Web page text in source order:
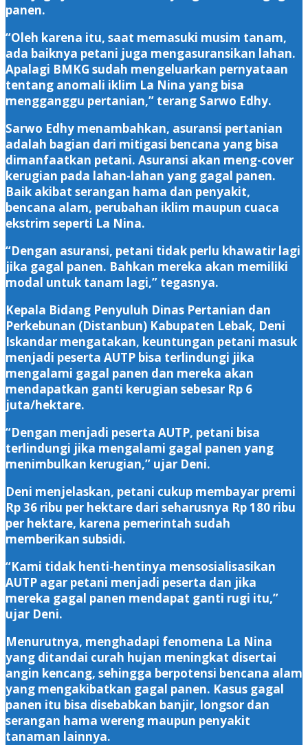
panen.
“Oleh karena itu, saat memasuki musim tanam,
ada baiknya petani juga mengasuransikan lahan.
Apalagi BMKG sudah mengeluarkan pernyataan
tentang anomali iklim La Nina yang bisa
mengganggu pertanian,” terang Sarwo Edhy.
Sarwo Edhy menambahkan, asuransi pertanian
adalah bagian dari mitigasi bencana yang bisa
dimanfaatkan petani. Asuransi akan meng-cover
kerugian pada lahan-lahan yang gagal panen.
Baik akibat serangan hama dan penyakit,
bencana alam, perubahan iklim maupun cuaca
ekstrim seperti La Nina.
“Dengan asuransi, petani tidak perlu khawatir lagi
jika gagal panen. Bahkan mereka akan memiliki
modal untuk tanam lagi,” tegasnya.
Kepala Bidang Penyuluh Dinas Pertanian dan
Perkebunan (Distanbun) Kabupaten Lebak, Deni
Iskandar mengatakan, keuntungan petani masuk
menjadi peserta AUTP bisa terlindungi jika
mengalami gagal panen dan mereka akan
mendapatkan ganti kerugian sebesar Rp 6
juta/hektare.
“Dengan menjadi peserta AUTP, petani bisa
terlindungi jika mengalami gagal panen yang
menimbulkan kerugian,” ujar Deni.
Deni menjelaskan, petani cukup membayar premi
Rp 36 ribu per hektare dari seharusnya Rp 180 ribu
per hektare, karena pemerintah sudah
memberikan subsidi.
“Kami tidak henti-hentinya mensosialisasikan
AUTP agar petani menjadi peserta dan jika
mereka gagal panen mendapat ganti rugi itu,”
ujar Deni.
Menurutnya, menghadapi fenomena La Nina
yang ditandai curah hujan meningkat disertai
angin kencang, sehingga berpotensi bencana alam
yang mengakibatkan gagal panen. Kasus gagal
panen itu bisa disebabkan banjir, longsor dan
serangan hama wereng maupun penyakit
tanaman lainnya.